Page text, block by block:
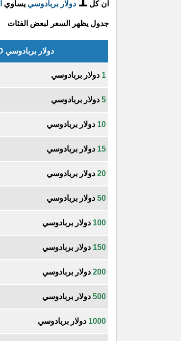
ان كل دولار بربادوسي يساوي
جدول يظهر السعر لبعض الفئات
دولار بربادوسي BBD
1 دولار بربادوسي
5 دولار بربادوسي
10 دولار بربادوسي
15 دولار بربادوسي
20 دولار بربادوسي
50 دولار بربادوسي
100 دولار بربادوسي
150 دولار بربادوسي
200 دولار بربادوسي
500 دولار بربادوسي
1000 دولار بربادوسي